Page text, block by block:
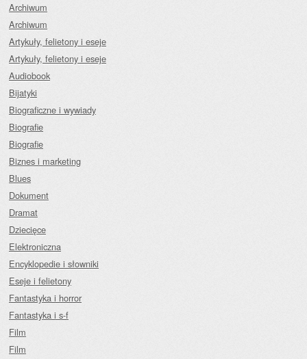
Archiwum
Archiwum
Artykuły, felietony i eseje
Artykuły, felietony i eseje
Audiobook
Bijatyki
Biograficzne i wywiady
Biografie
Biografie
Biznes i marketing
Blues
Dokument
Dramat
Dziecięce
Elektroniczna
Encyklopedie i słowniki
Eseje i felietony
Fantastyka i horror
Fantastyka i s-f
Film
Film